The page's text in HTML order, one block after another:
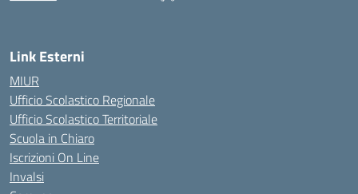
Link Esterni
MIUR
Ufficio Scolastico Regionale
Ufficio Scolastico Territoriale
Scuola in Chiaro
Iscrizioni On Line
Invalsi